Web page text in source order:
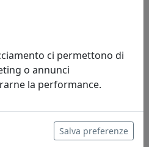
ci permettono di
o annunci
la performance.
Salva preferenze